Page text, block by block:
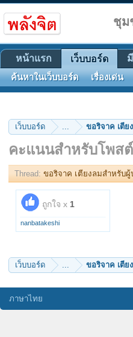
เว็บบอร์ด ... ขอริจาค เตีย
คะแนนสำหรับโพส
Thread: ขอริจาค เตียงลมสำหรับ
ถูกใจ x 1
nanbatakeshi
เว็บบอร์ด ... ขอริจาค เตีย
ชุม
หน้าแรก เว็บบอร์ด
ค้นหาในเว็บบอร์ด เรื่องเด่น
ภาษาไทย